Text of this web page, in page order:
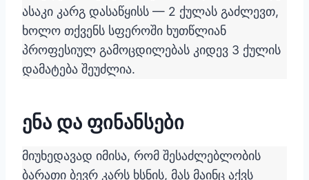
ასაკი კარგ დასაწყისს — 2 ქულას გაძლევთ,
ხოლო თქვენს სფეროში ხუთწლიან
პროფესიულ გამოცდილებას კიდევ 3 ქულის
დამატება შეუძლია.
ენა და ფინანსები
მიუხედავად იმისა, რომ შესაძლებლობის
ბარათი ბევრ კარს ხსნის, მას მაინც აქვს